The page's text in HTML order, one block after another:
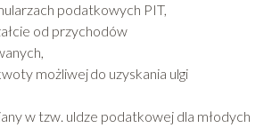
podatkowych PIT,
od przychodów
możliwej do uzyskania ulgi
w tzw. uldze podatkowej dla młodych